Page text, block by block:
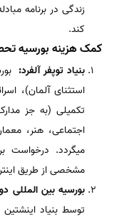
زندگی در برنامه
کند.
کمک هزینه بورسیه
بنیاد توپفر آلفرد:
استثنای آلمان)،
تکمیلی (به جز
اجتماعی، هنر،
مشخصی از طریق
بورسیه بین المللی
توسط بنیاد